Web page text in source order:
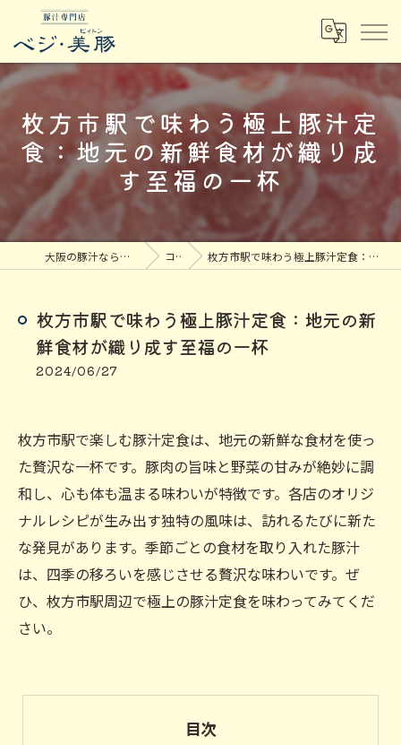
枚方市駅で味わう極上豚汁定
食：地元の新鮮食材が織り成
す至福の一杯
大阪の豚汁なら豚汁専門店ベジ・美豚 コラム 枚方市駅で味わう極上豚汁定食：地元の新鮮食材が織り成す至福の一杯
枚方市駅で味わう極上豚汁定食：地元の新
鮮食材が織り成す至福の一杯
2024/06/27
枚方市駅で楽しむ豚汁定食は、地元の新鮮な食材を使っ
た贅沢な一杯です。豚肉の旨味と野菜の甘みが絶妙に調
和し、心も体も温まる味わいが特徴です。各店のオリジ
ナルレシピが生み出す独特の風味は、訪れるたびに新た
な発見があります。季節ごとの食材を取り入れた豚汁
は、四季の移ろいを感じさせる贅沢な味わいです。ぜ
ひ、枚方市駅周辺で極上の豚汁定食を味わってみてくだ
さい。
目次